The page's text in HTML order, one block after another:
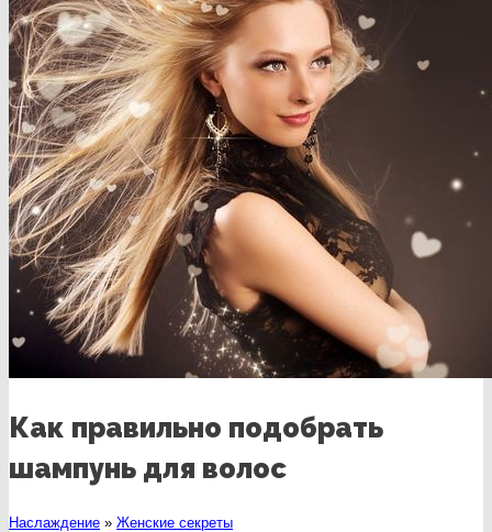
Как правильно подобрать
шампунь для волос
Наслаждение » Женские секреты